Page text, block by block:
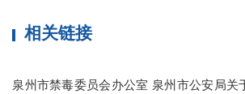
相关链接
泉州市禁毒委员会办公室 泉州市公安局关